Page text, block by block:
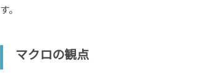
す。
マクロの観点